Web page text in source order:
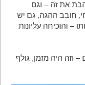
את זה – וגם
חובב ההגה, גם יש
והוכיחה עליונות
היה מזמן, גולף